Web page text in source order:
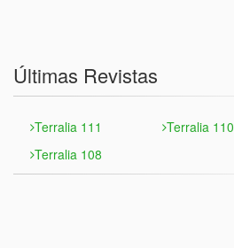
Últimas Revistas
Terralia 111 Terralia 110
Terralia 108